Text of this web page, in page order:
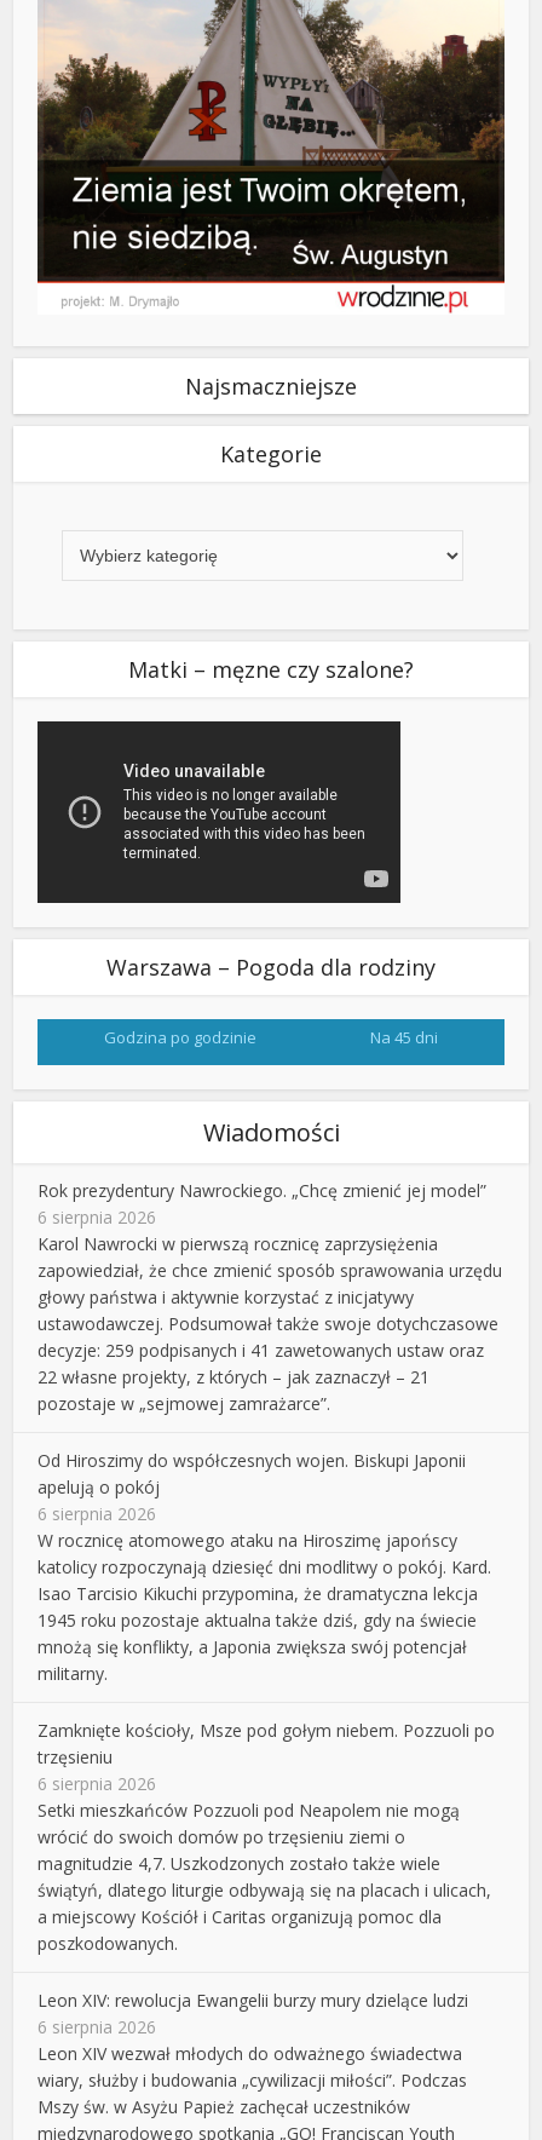
Najsmaczniejsze
Kategorie
Matki – męzne czy szalone?
Warszawa – Pogoda dla rodziny
Godzina po godzinie Na 45 dni
Wiadomości
Rok prezydentury Nawrockiego. „Chcę zmienić jej model”
6 sierpnia 2026
Karol Nawrocki w pierwszą rocznicę zaprzysiężenia
zapowiedział, że chce zmienić sposób sprawowania urzędu
głowy państwa i aktywnie korzystać z inicjatywy
ustawodawczej. Podsumował także swoje dotychczasowe
decyzje: 259 podpisanych i 41 zawetowanych ustaw oraz
22 własne projekty, z których – jak zaznaczył – 21
pozostaje w „sejmowej zamrażarce”.
Od Hiroszimy do współczesnych wojen. Biskupi Japonii
apelują o pokój
6 sierpnia 2026
W rocznicę atomowego ataku na Hiroszimę japońscy
katolicy rozpoczynają dziesięć dni modlitwy o pokój. Kard.
Isao Tarcisio Kikuchi przypomina, że dramatyczna lekcja
1945 roku pozostaje aktualna także dziś, gdy na świecie
mnożą się konflikty, a Japonia zwiększa swój potencjał
militarny.
Zamknięte kościoły, Msze pod gołym niebem. Pozzuoli po
trzęsieniu
6 sierpnia 2026
Setki mieszkańców Pozzuoli pod Neapolem nie mogą
wrócić do swoich domów po trzęsieniu ziemi o
magnitudzie 4,7. Uszkodzonych zostało także wiele
świątyń, dlatego liturgie odbywają się na placach i ulicach,
a miejscowy Kościół i Caritas organizują pomoc dla
poszkodowanych.
Leon XIV: rewolucja Ewangelii burzy mury dzielące ludzi
6 sierpnia 2026
Leon XIV wezwał młodych do odważnego świadectwa
wiary, służby i budowania „cywilizacji miłości”. Podczas
Mszy św. w Asyżu Papież zachęcał uczestników
międzynarodowego spotkania „GO! Franciscan Youth